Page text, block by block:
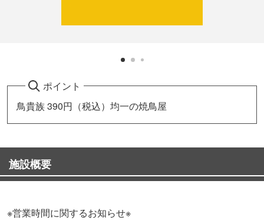
ポイント
鳥貴族 390円（税込）均一の焼鳥屋
施設概要
※営業時間に関するお知らせ※